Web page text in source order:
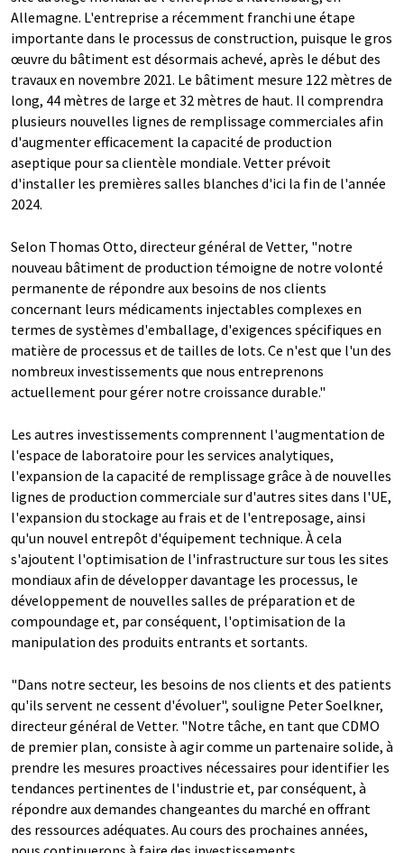
Allemagne. L'entreprise a récemment franchi une étape
importante dans le processus de construction, puisque le gros
œuvre du bâtiment est désormais achevé, après le début des
travaux en novembre 2021. Le bâtiment mesure 122 mètres de
long, 44 mètres de large et 32 mètres de haut. Il comprendra
plusieurs nouvelles lignes de remplissage commerciales afin
d'augmenter efficacement la capacité de production
aseptique pour sa clientèle mondiale. Vetter prévoit
d'installer les premières salles blanches d'ici la fin de l'année
2024.
Selon Thomas Otto, directeur général de Vetter, "notre
nouveau bâtiment de production témoigne de notre volonté
permanente de répondre aux besoins de nos clients
concernant leurs médicaments injectables complexes en
termes de systèmes d'emballage, d'exigences spécifiques en
matière de processus et de tailles de lots. Ce n'est que l'un des
nombreux investissements que nous entreprenons
actuellement pour gérer notre croissance durable."
Les autres investissements comprennent l'augmentation de
l'espace de laboratoire pour les services analytiques,
l'expansion de la capacité de remplissage grâce à de nouvelles
lignes de production commerciale sur d'autres sites dans l'UE,
l'expansion du stockage au frais et de l'entreposage, ainsi
qu'un nouvel entrepôt d'équipement technique. À cela
s'ajoutent l'optimisation de l'infrastructure sur tous les sites
mondiaux afin de développer davantage les processus, le
développement de nouvelles salles de préparation et de
compoundage et, par conséquent, l'optimisation de la
manipulation des produits entrants et sortants.
"Dans notre secteur, les besoins de nos clients et des patients
qu'ils servent ne cessent d'évoluer", souligne Peter Soelkner,
directeur général de Vetter. "Notre tâche, en tant que CDMO
de premier plan, consiste à agir comme un partenaire solide, à
prendre les mesures proactives nécessaires pour identifier les
tendances pertinentes de l'industrie et, par conséquent, à
répondre aux demandes changeantes du marché en offrant
des ressources adéquates. Au cours des prochaines années,